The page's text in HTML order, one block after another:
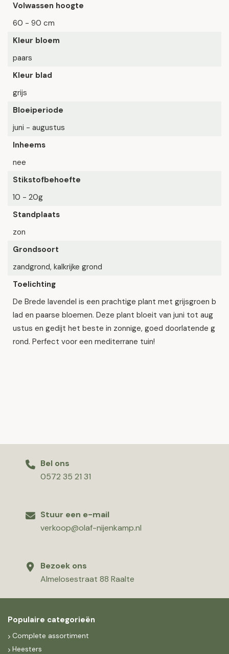
Volwassen hoogte
60 - 90 cm
Kleur bloem
paars
Kleur blad
grijs
Bloeiperiode
juni - augustus
Inheems
nee
Stikstofbehoefte
10 - 20g
Standplaats
zon
Grondsoort
zandgrond, kalkrijke grond
Toelichting
De Brede lavendel is een prachtige plant met grijsgroen b
lad en paarse bloemen. Deze plant bloeit van juni tot aug
ustus en gedijt het beste in zonnige, goed doorlatende g
rond. Perfect voor een mediterrane tuin!
Bel ons
0572 35 21 31
Stuur een e-mail
verkoop@olaf-nijenkamp.nl
Bezoek ons
Almelosestraat 88 Raalte
Populaire categorieën
Complete assortiment
Heesters